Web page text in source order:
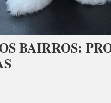
BAIRROS: